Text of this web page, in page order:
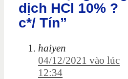
dịch HCl 10% ?
c*/ Tín”
haiyen
04/12/2021 vào lúc
12:34